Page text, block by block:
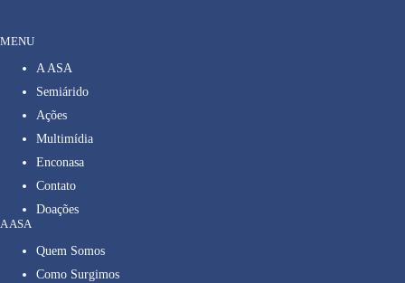
MENU
A ASA
Semiárido
Ações
Multimídia
Enconasa
Contato
Doações
A ASA
Quem Somos
Como Surgimos